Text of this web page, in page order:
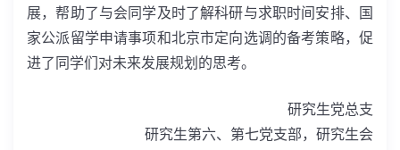
展，帮助了与会同学及时了解科研与求职时间安排、国
家公派留学申请事项和北京市定向选调的备考策略，促
进了同学们对未来发展规划的思考。
研究生党总支
研究生第六、第七党支部，研究生会